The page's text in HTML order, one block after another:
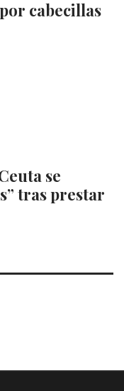
cabecillas
se
tras prestar